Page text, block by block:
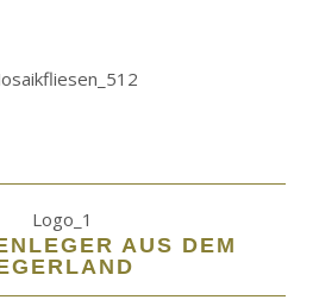
AUS DEM